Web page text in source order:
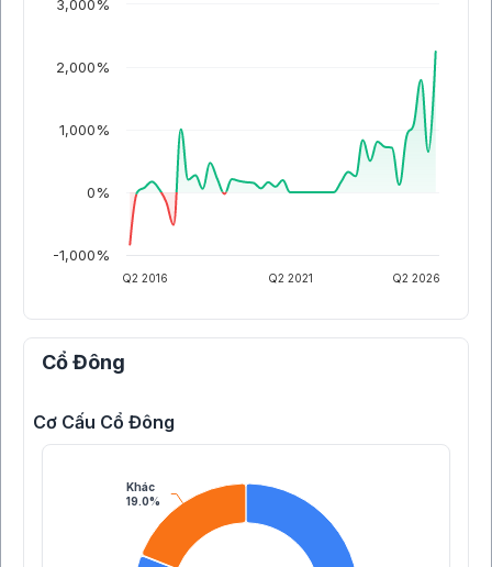
Q2 2016 Q2 2021 Q2 2026
-1,000%
0%
1,000%
2,000%
3,000%
Cổ Đông
Cơ Cấu Cổ Đông
Khác
19.0%